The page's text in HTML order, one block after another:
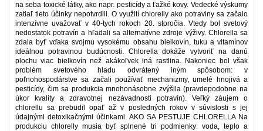
na seba toxické látky, ako napr. pesticídy a ťažké kovy. Vedecké výskumy
zatiaľ tieto účinky nepotvrdili. O využití chlorelly ako potraviny sa začalo
intenzívne uvažovať v 40-tych rokoch 20. storočia. Vtedy bol svetový
nedostatok potravín a hľadali sa alternatívne zdroje výživy. Chlorella sa
zdala byť vďaka svojmu vysokému obsahu bielkovín, tuku a vitamínov
ideálnou potravinou budúcnosti. Chlorella dokáže vytvoriť na danú
plochu viac bielkovín než akákoľvek iná rastlina. Nakoniec bol však
problém svetového hladu odvrátený iným spôsobom: v
poľnohospodárstve sa začali používať mechanizmy, umelé hnojivá a
pesticídy, čim sa produkcia mnohonásobne zvýšila (pravdepodobne na
úkor kvality a zdravotnej nezávadnosti potravín). Veľký záujem o
chlorellu sa prebudil opäť až v posledných rokov v súvislosti s jej
údajnými detoxikačnými účinkami. AKO SA PESTUJE CHLORELLA Na
produkciu chlorelly musia byť splnené tri podmienky: voda, teplo a